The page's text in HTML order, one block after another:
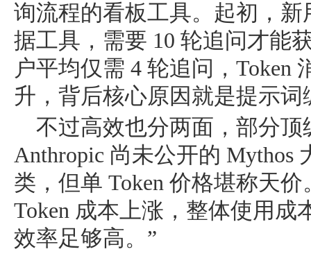
询流程的看板工具。起初，
据工具，需要 10 轮追问才能
户平均仅需 4 轮追问，Token
升，背后核心原因就是提示
不过高效也分两面，部分
Anthropic 尚未公开的 Mythos
类，但单 Token 价格堪称天
Token 成本上涨，整体使用
效率足够高。”